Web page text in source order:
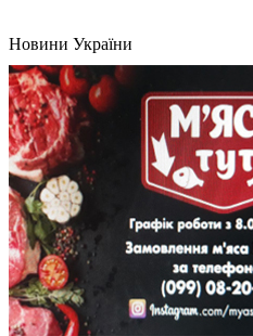
Новини України